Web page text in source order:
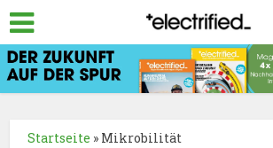
Startseite » Mikrobilität